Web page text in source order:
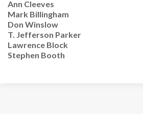
Ann Cleeves
Mark Billingham
Don Winslow
T. Jefferson Parker
Lawrence Block
Stephen Booth